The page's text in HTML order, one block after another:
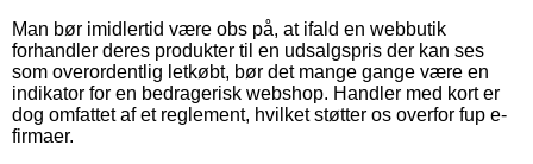
Man bør imidlertid være obs på, at ifald en webbutik
forhandler deres produkter til en udsalgspris der kan ses
som overordentlig letkøbt, bør det mange gange være en
indikator for en bedragerisk webshop. Handler med kort er
dog omfattet af et reglement, hvilket støtter os overfor fup e-
firmaer.